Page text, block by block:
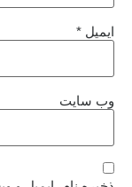
ایمیل *
وب‌ سایت